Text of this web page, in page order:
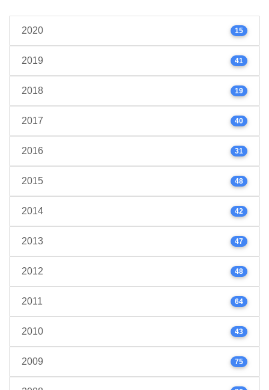
2020 15
2019 41
2018 19
2017 40
2016 31
2015 48
2014 42
2013 47
2012 48
2011 64
2010 43
2009 75